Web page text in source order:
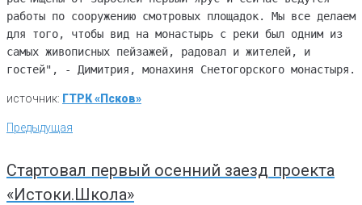
работы по сооружению смотровых площадок. Мы все делаем
для того, чтобы вид на монастырь с реки был одним из
самых живописных пейзажей, радовал и жителей, и
гостей", - Димитрия, монахиня Снетогорского монастыря.
источник: ГТРК «Псков»
Навигация
по
Предыдущая
Предыдущая
Стартовал первый осенний заезд проекта
«Истоки.Школа»